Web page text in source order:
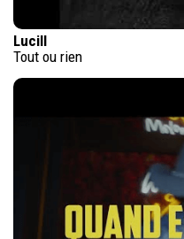
Lucill
Tout ou rien